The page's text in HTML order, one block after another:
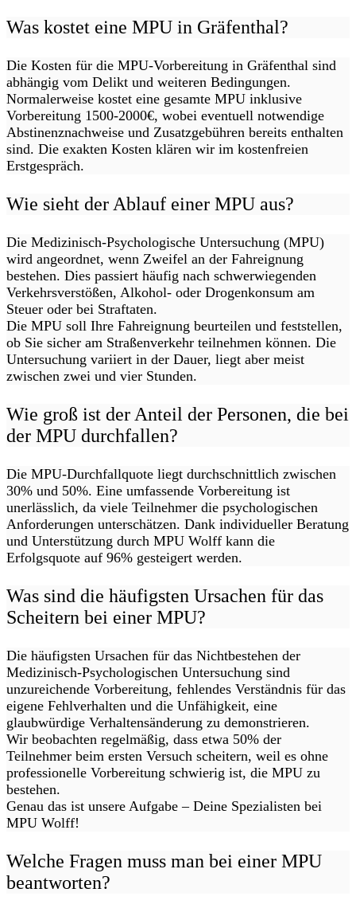
Was kostet eine MPU in Gräfenthal?
Die Kosten für die MPU-Vorbereitung in Gräfenthal sind
abhängig vom Delikt und weiteren Bedingungen.
Normalerweise kostet eine gesamte MPU inklusive
Vorbereitung 1500-2000€, wobei eventuell notwendige
Abstinenznachweise und Zusatzgebühren bereits enthalten
sind. Die exakten Kosten klären wir im kostenfreien
Erstgespräch.
Wie sieht der Ablauf einer MPU aus?
Die Medizinisch-Psychologische Untersuchung (MPU)
wird angeordnet, wenn Zweifel an der Fahreignung
bestehen. Dies passiert häufig nach schwerwiegenden
Verkehrsverstößen, Alkohol- oder Drogenkonsum am
Steuer oder bei Straftaten.
Die MPU soll Ihre Fahreignung beurteilen und feststellen,
ob Sie sicher am Straßenverkehr teilnehmen können. Die
Untersuchung variiert in der Dauer, liegt aber meist
zwischen zwei und vier Stunden.
Wie groß ist der Anteil der Personen, die bei
der MPU durchfallen?
Die MPU-Durchfallquote liegt durchschnittlich zwischen
30% und 50%. Eine umfassende Vorbereitung ist
unerlässlich, da viele Teilnehmer die psychologischen
Anforderungen unterschätzen. Dank individueller Beratung
und Unterstützung durch MPU Wolff kann die
Erfolgsquote auf 96% gesteigert werden.
Was sind die häufigsten Ursachen für das
Scheitern bei einer MPU?
Die häufigsten Ursachen für das Nichtbestehen der
Medizinisch-Psychologischen Untersuchung sind
unzureichende Vorbereitung, fehlendes Verständnis für das
eigene Fehlverhalten und die Unfähigkeit, eine
glaubwürdige Verhaltensänderung zu demonstrieren.
Wir beobachten regelmäßig, dass etwa 50% der
Teilnehmer beim ersten Versuch scheitern, weil es ohne
professionelle Vorbereitung schwierig ist, die MPU zu
bestehen.
Genau das ist unsere Aufgabe – Deine Spezialisten bei
MPU Wolff!
Welche Fragen muss man bei einer MPU
beantworten?